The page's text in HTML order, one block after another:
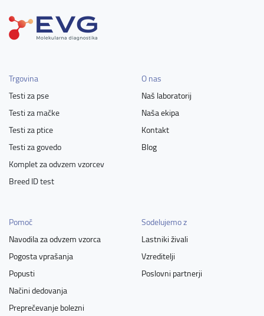
Trgovina
Testi za pse
Testi za mačke
Testi za ptice
Testi za govedo
Komplet za odvzem vzorcev
Breed ID test
O nas
Naš laboratorij
Naša ekipa
Kontakt
Blog
Pomoč
Navodila za odvzem vzorca
Pogosta vprašanja
Popusti
Načini dedovanja
Preprečevanje bolezni
Sodelujemo z
Lastniki živali
Vzreditelji
Poslovni partnerji